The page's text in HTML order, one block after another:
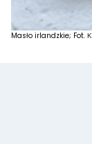
Masło irlandzkie; Fot.